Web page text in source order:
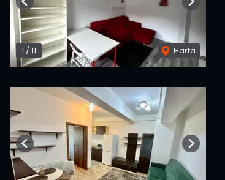
1 /11 Harta
Previous Next
Previous Next